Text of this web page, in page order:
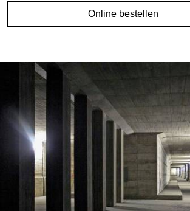
Online bestellen